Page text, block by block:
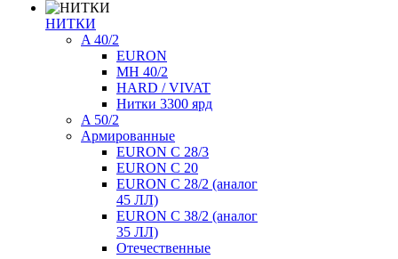
НИТКИ
A 40/2
EURON
MH 40/2
HARD / VIVAT
Нитки 3300 ярд
A 50/2
Армированные
EURON C 28/3
EURON C 20
EURON C 28/2 (аналог
45 ЛЛ)
EURON C 38/2 (аналог
35 ЛЛ)
Отечественные